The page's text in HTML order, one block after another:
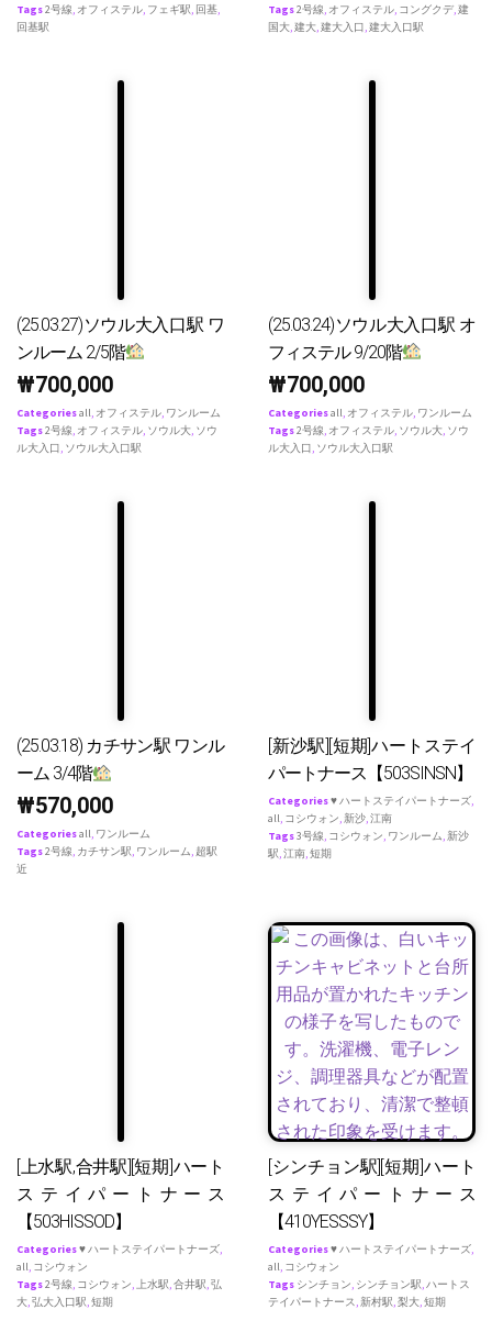
Tags2号線, オフィステル, フェギ駅, 回基,
回基駅
Tags2号線, オフィステル, コングクデ,建
国大,建大,建大入口,建大入口駅
(25.03.27)ソウル大入口駅 ワ
ンルーム 2/5階
₩700,000
Categoriesall, オフィステル, ワンルーム
Tags2号線, オフィステル, ソウル大, ソウ
ル大入口, ソウル大入口駅
(25.03.24)ソウル大入口駅 オ
フィステル 9/20階
₩700,000
Categoriesall, オフィステル, ワンルーム
Tags2号線, オフィステル, ソウル大, ソウ
ル大入口, ソウル大入口駅
(25.03.18) カチサン駅 ワンル
ーム 3/4階
₩570,000
Categoriesall, ワンルーム
Tags2号線, カチサン駅, ワンルーム, 超駅
近
[新沙駅][短期]ハートステイ
パートナース【503SINSN】
Categories♥ ハートステイパートナーズ,
all, コシウォン,新沙,江南
Tags3号線, コシウォン, ワンルーム,新沙
駅,江南,短期
[上水駅,合井駅][短期]ハート
ステイパートナース
【503HISSOD】
Categories♥ ハートステイパートナーズ,
all, コシウォン
Tags2号線, コシウォン, 上水駅,合井駅,弘
大,弘大入口駅,短期
[シンチョン駅][短期]ハート
ステイパートナース
【410YESSSY】
Categories♥ ハートステイパートナーズ,
all, コシウォン
Tags シンチョン, シンチョン駅,ハートス
テイパートナース,新村駅,梨大,短期